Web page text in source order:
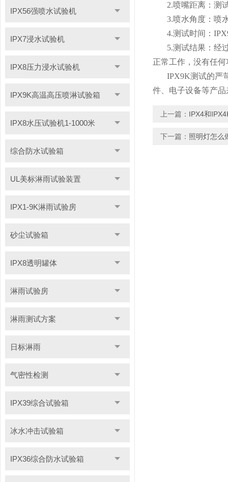
IPX56强喷水试验机
IPX7浸水试验机
IPX8压力浸水试验机
IPX9K高温高压喷淋试验箱
IPX8水压试验机1-1000米
综合防水试验箱
UL美标淋雨试验装置
IPX1-9K淋雨试验房
砂尘试验箱
IPX8透明罐体
淋雨试验房
淋雨测试方案
日标淋雨
气密性检测
IPX39综合试验箱
冰水冲击试验箱
IPX36综合防水试验箱
2.喷嘴距离：测
3.喷水角度：喷
4.测试时间：
5.测试结果：经
正常工作，没有任
IPX9K测试的严
件、电子设备等产
上一篇： IPX4和
下一篇： 照明灯怎么